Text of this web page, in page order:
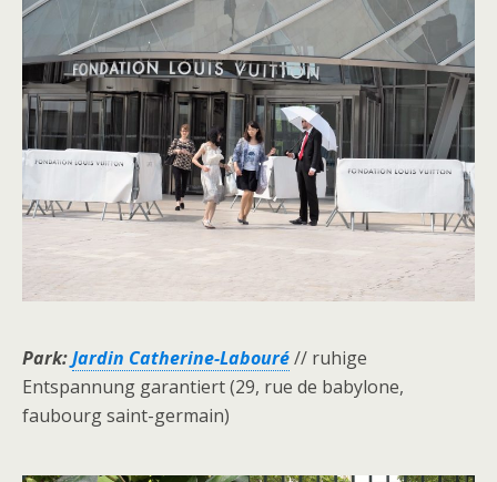
Park:Jardin Catherine-Labouré// ruhige
Entspannung garantiert (29, rue de babylone,
faubourg saint-germain)